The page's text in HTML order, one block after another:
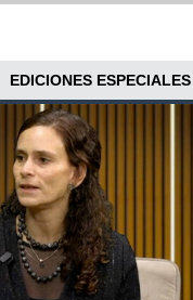
EDICIONES